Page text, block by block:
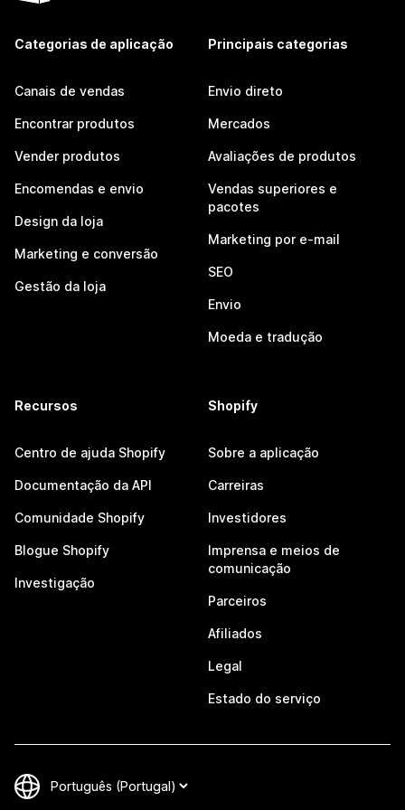
Categorias de aplicação
Canais de vendas
Encontrar produtos
Vender produtos
Encomendas e envio
Design da loja
Marketing e conversão
Gestão da loja
Principais categorias
Envio direto
Mercados
Avaliações de produtos
Vendas superiores e
pacotes
Marketing por e-mail
SEO
Envio
Moeda e tradução
Recursos
Centro de ajuda Shopify
Documentação da API
Comunidade Shopify
Blogue Shopify
Investigação
Shopify
Sobre a aplicação
Carreiras
Investidores
Imprensa e meios de
comunicação
Parceiros
Afiliados
Legal
Estado do serviço